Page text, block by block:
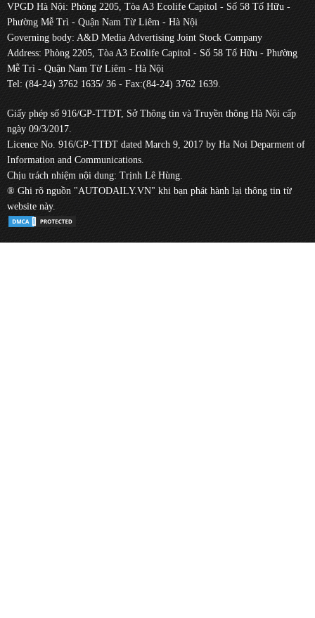
VPGD Hà Nội: Phòng 2205, Tòa A3 Ecolife Capitol - Số 58 Tố Hữu -
Phường Mễ Trì - Quận Nam Từ Liêm - Hà Nội
Governing body: A&D Media Advertising Joint Stock Company
Address: Phòng 2205, Tòa A3 Ecolife Capitol - Số 58 Tố Hữu - Phường
Mễ Trì - Quận Nam Từ Liêm - Hà Nội
Tel: (84-24) 3762 1635/ 36 - Fax:(84-24) 3762 1639.
Giấy phép số 916/GP-TTĐT, Sở Thông tin và Truyền thông Hà Nội cấp
ngày 09/3/2017.
Licence No. 916/GP-TTĐT dated March 9, 2017 by Ha Noi Deparment of
Information and Communications.
Chịu trách nhiệm nội dung: Trịnh Lê Hùng.
® Ghi rõ nguồn "AUTODAILY.VN" khi bạn phát hành lại thông tin từ
website này.